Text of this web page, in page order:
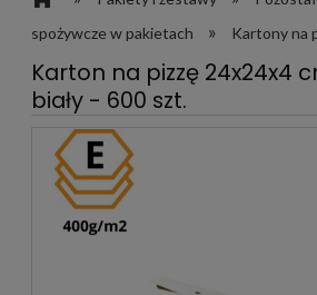
spożywcze w pakietach
» Kartony na
Karton na pizzę 24x24x4
biały - 600 szt.